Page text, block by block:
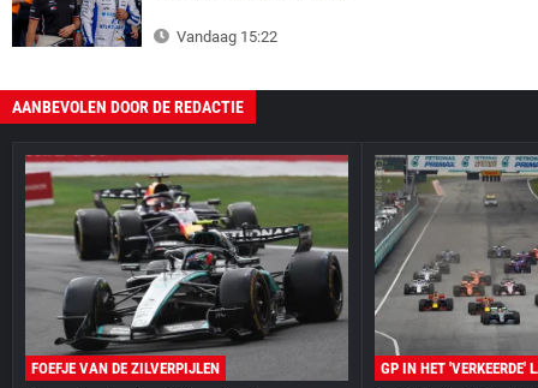
Vandaag 15:22
AANBEVOLEN DOOR DE REDACTIE
FOEFJE VAN DE ZILVERPIJLEN GP IN HET 'VERKEERDE'